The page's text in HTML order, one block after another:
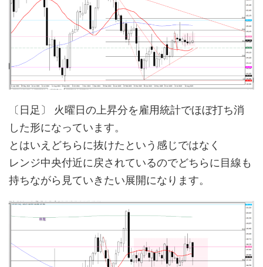
〔日足〕 火曜日の上昇分を雇用統計でほぼ打ち消
した形になっています。
とはいえどちらに抜けたという感じではなく
レンジ中央付近に戻されているのでどちらに目線も
持ちながら見ていきたい展開になります。